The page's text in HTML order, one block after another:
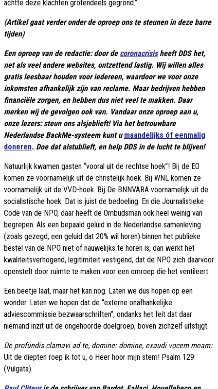
achtte deze klachten grotendeels gegrond.”
(Artikel gaat verder onder de oproep ons te steunen in deze barre
tijden)
Een oproep van de redactie: door de coronacrisisheeft DDS het,
net als veel andere websites, ontzettend lastig. Wij willen alles
gratis leesbaar houden voor iedereen, waardoor we voor onze
inkomsten afhankelijk zijn van reclame. Maar bedrijven hebben
financiële zorgen, en hebben dus niet veel te makken. Daar
merken wij de gevolgen ook van. Vandaar onze oproep aan u,
onze lezers: steun ons alsjeblieft! Via het betrouwbare
Nederlandse BackMe-systeem kunt u maandelijks óf eenmalig
doneren. Doe dat alstublieft, en help DDS in de lucht te blijven!
Natuurlijk kwamen gasten “vooral uit de rechtse hoek”! Bij de EO
komen ze voornamelijk uit de christelijk hoek. Bij WNL komen ze
voornamelijk uit de VVD-hoek. Bij De BNNVARA voornamelijk uit de
socialistische hoek. Dat is juist de bedoeling. En die Journalistieke
Code van de NPO, daar heeft de Ombudsman ook heel weinig van
begrepen. Als een bepaald geluid in de Nederlandse samenleving
(zoals gezegd, een geluid dat 20% wil horen) binnen het publieke
bestel van de NPO niet of nauwelijks te horen is, dan werkt het
kwaliteitsverhogend, legitimiteit vestigend, dat de NPO zich daarvoor
openstelt door ruimte te maken voor een omroep die het ventileert.
Een beetje laat, maar het kan nog. Laten we dus hopen op een
wonder. Laten we hopen dat de “externe onafhankelijke
adviescommissie bezwaarschriften”, ondanks het feit dat daar
niemand inzit uit de ongehoorde doelgroep, boven zichzelf uitstijgt.
De profundis clamavi ad te, domine: domine, exaudi vocem meam:
Uit de diepten roep ik tot u, o Heer hoor mijn stem! Psalm 129
(Vulgata).